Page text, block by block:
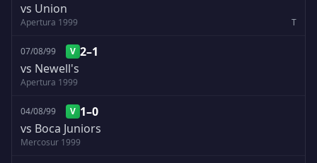
vs Union
Apertura 1999 T
07/08/99 V 2–1
vs Newell's
Apertura 1999
04/08/99 V 1–0
vs Boca Juniors
Mercosur 1999